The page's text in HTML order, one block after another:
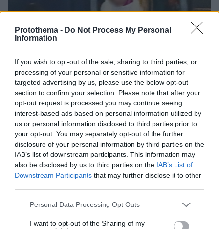
Protothema - Do Not Process My Personal
Information
If you wish to opt-out of the sale, sharing to third parties, or
processing of your personal or sensitive information for
targeted advertising by us, please use the below opt-out
section to confirm your selection. Please note that after your
opt-out request is processed you may continue seeing
interest-based ads based on personal information utilized by
us or personal information disclosed to third parties prior to
your opt-out. You may separately opt-out of the further
disclosure of your personal information by third parties on the
IAB’s list of downstream participants. This information may
also be disclosed by us to third parties on the IAB’s List of
Downstream Participants that may further disclose it to other
Please note that this website/app uses one or more Google
not limited to your visit or usage behaviour. You may click to
Personal Data Processing Opt Outs
I want to opt-out of the Sharing of my
Στη ΓΑΔΑ κρατείται η 46χρονη που κατηγορείται
για την επίθεση στη Marfin, δείτε βίντεο και
φωτογραφίες
06.08.2026, 23:17